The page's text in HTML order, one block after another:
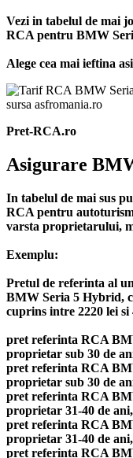
Vezi in tabelul de mai
RCA pentru BMW
Alege cea mai ieftina
sursa asfromania.ro
Pret-RCA.ro
Asigurare
In tabelul de mai sus
RCA pentru
varsta proprietarului,
Exemplu:
Pretul de referinta al
BMW Seria 5 Hybrid,
cuprins intre 2220 lei si
pret referinta RCA
proprietar sub 30 de
pret referinta RCA
proprietar sub 30 de
pret referinta RCA
proprietar 31-40 de
pret referinta RCA
proprietar 31-40 de
pret referinta RCA